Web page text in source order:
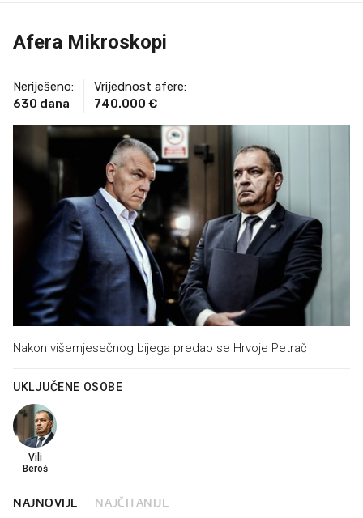
Afera Mikroskopi
Neriješeno:
630 dana
Vrijednost afere:
740.000 €
Nakon višemjesečnog bijega predao se Hrvoje Petrač
UKLJUČENE OSOBE
Vili
Beroš
NAJNOVIJE NAJČITANIJE